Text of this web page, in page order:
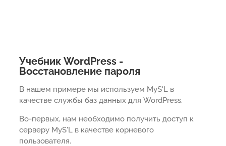
Учебник WordPress -
Восстановление пароля
В нашем примере мы используем MyS'L в
качестве службы баз данных для WordPress.
Во-первых, нам необходимо получить доступ к
серверу MyS'L в качестве корневого
пользователя.